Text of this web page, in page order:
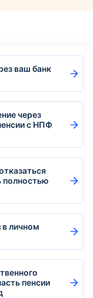
ваш банк
через
с НПФ
полностью
в личном
пенсии